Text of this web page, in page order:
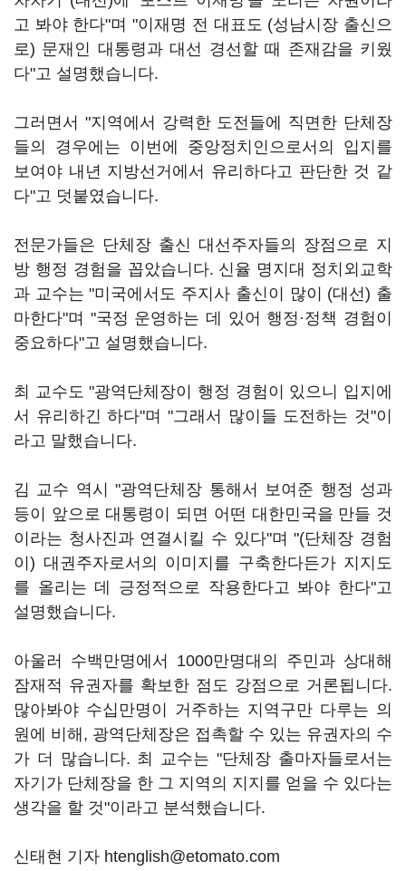
고 봐야 한다"며 "이재명 전 대표도 (성남시장 출신으
로) 문재인 대통령과 대선 경선할 때 존재감을 키웠
다"고 설명했습니다.
그러면서 "지역에서 강력한 도전들에 직면한 단체장
들의 경우에는 이번에 중앙정치인으로서의 입지를
보여야 내년 지방선거에서 유리하다고 판단한 것 같
다"고 덧붙였습니다.
전문가들은 단체장 출신 대선주자들의 장점으로 지
방 행정 경험을 꼽았습니다. 신율 명지대 정치외교학
과 교수는 "미국에서도 주지사 출신이 많이 (대선) 출
마한다"며 "국정 운영하는 데 있어 행정·정책 경험이
중요하다"고 설명했습니다.
최 교수도 "광역단체장이 행정 경험이 있으니 입지에
서 유리하긴 하다"며 "그래서 많이들 도전하는 것"이
라고 말했습니다.
김 교수 역시 "광역단체장 통해서 보여준 행정 성과
등이 앞으로 대통령이 되면 어떤 대한민국을 만들 것
이라는 청사진과 연결시킬 수 있다"며 "(단체장 경험
이) 대권주자로서의 이미지를 구축한다든가 지지도
를 올리는 데 긍정적으로 작용한다고 봐야 한다"고
설명했습니다.
아울러 수백만명에서 1000만명대의 주민과 상대해
잠재적 유권자를 확보한 점도 강점으로 거론됩니다.
많아봐야 수십만명이 거주하는 지역구만 다루는 의
원에 비해, 광역단체장은 접촉할 수 있는 유권자의 수
가 더 많습니다. 최 교수는 "단체장 출마자들로서는
자기가 단체장을 한 그 지역의 지지를 얻을 수 있다는
생각을 할 것"이라고 분석했습니다.
신태현 기자 htenglish@etomato.com